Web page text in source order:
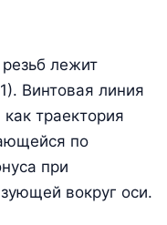
лежит
Винтовая линия
траектория
по
при
вокруг оси.